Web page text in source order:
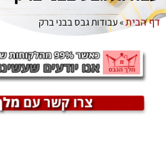
דף הבית»עבודות גבס בבני ברק